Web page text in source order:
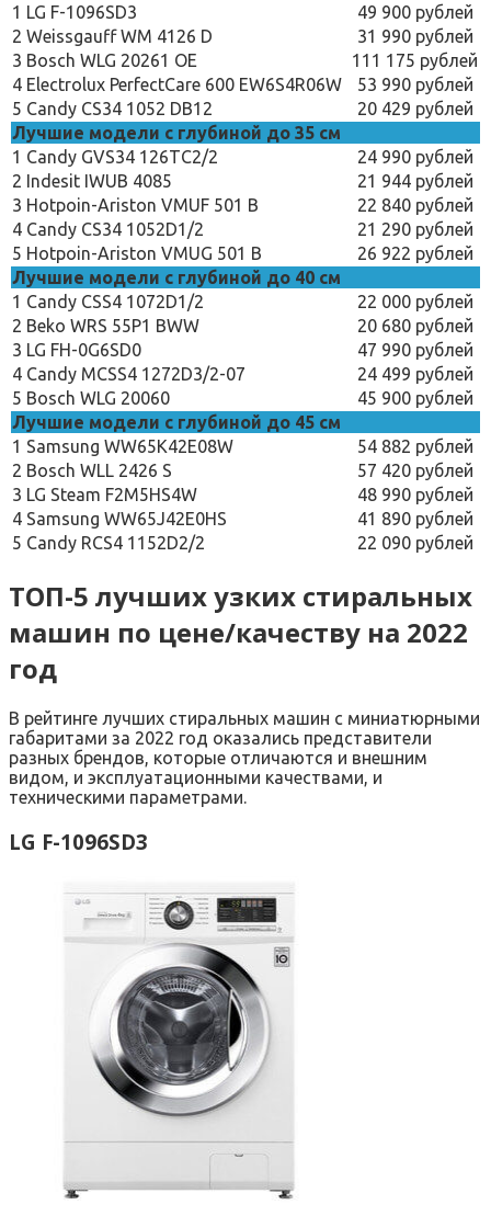
1
LG F-1096SD3
49 900 рублей
2 Weissgauff WM 4126 D
31 990 рублей
3 Bosch WLG 20261 OE
111 175 рублей
4 Electrolux PerfectCare 600 EW6S4R06W
53 990 рублей
5 Candy CS34 1052 DB12
20 429 рублей
Лучшие модели с глубиной до 35 см
1 Candy GVS34 126TC2/2
24 990 рублей
2 Indesit IWUB 4085
21 944 рублей
3 Hotpoin-Ariston VMUF 501 B
22 840 рублей
4 Candy CS34 1052D1/2
21 290 рублей
5 Hotpoin-Ariston VMUG 501 B
26 922 рублей
Лучшие модели с глубиной до 40 см
1 Candy CSS4 1072D1/2
22 000 рублей
2 Beko WRS 55P1 BWW
20 680 рублей
3 LG FH-0G6SD0
47 990 рублей
4 Candy MCSS4 1272D3/2-07
24 499 рублей
5 Bosch WLG 20060
45 900 рублей
Лучшие модели с глубиной до 45 см
1 Samsung WW65K42E08W
54 882 рублей
2 Bosch WLL 2426 S
57 420 рублей
3 LG Steam F2M5HS4W
48 990 рублей
4 Samsung WW65J42E0HS
41 890 рублей
5 Candy RCS4 1152D2/2 22 090 рублей
ТОП-5 лучших узких стиральных
машин по цене/качеству на 2022
год
В рейтинге лучших стиральных машин с миниатюрными
габаритами за 2022 год оказались представители
разных брендов, которые отличаются и внешним
видом, и эксплуатационными качествами, и
техническими параметрами.
LG F-1096SD3